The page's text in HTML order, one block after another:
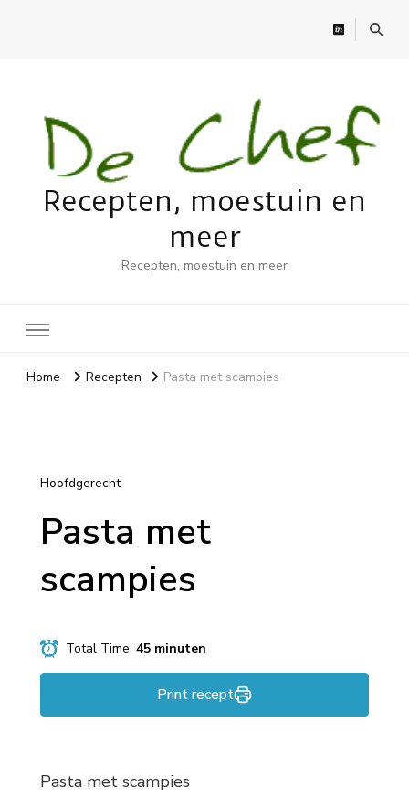
Recepten, moestuin en
meer
Recepten, moestuin en meer
Home Recepten Pasta met scampies
Hoofdgerecht
Pasta met
scampies
Total Time: 45 minuten
Print recept
Pasta met scampies